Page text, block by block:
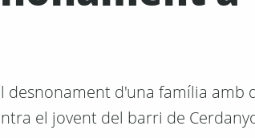
d'una família amb
el jovent del barri de